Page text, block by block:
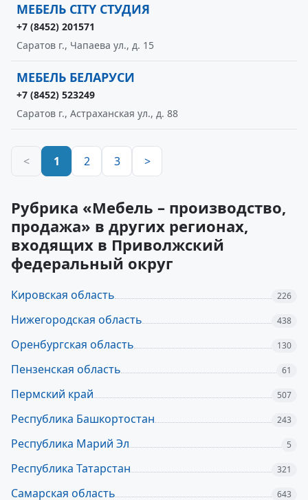
МЕБЕЛЬ CITY СТУДИЯ
+7 (8452) 201571
Саратов г., Чапаева ул., д. 15
МЕБЕЛЬ БЕЛАРУСИ
+7 (8452) 523249
Саратов г., Астраханская ул., д. 88
< 1 2 3 >
Рубрика «Мебель – производство,
продажа» в других регионах,
входящих в Приволжский
федеральный округ
Кировская область 226
Нижегородская область 438
Оренбургская область 130
Пензенская область 61
Пермский край 507
Республика Башкортостан 243
Республика Марий Эл 5
Республика Татарстан 321
Самарская область 643